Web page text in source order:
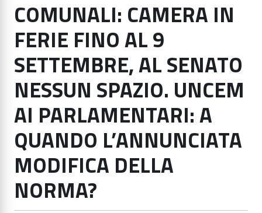
COMUNALI: CAMERA IN
FERIE FINO AL 9
SETTEMBRE, AL SENATO
NESSUN SPAZIO. UNCEM
AI PARLAMENTARI: A
QUANDO L’ANNUNCIATA
MODIFICA DELLA
NORMA?